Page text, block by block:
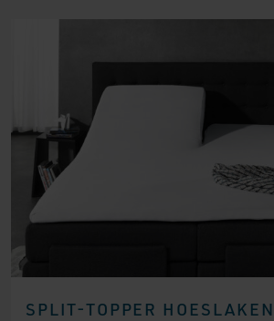
SPLIT-TOPPER